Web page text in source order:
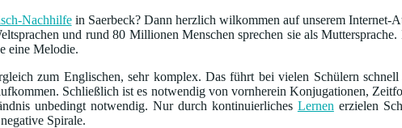
Nachhilfein Saerbeck? Dann herzlich wilkommen auf unserem Internet-
und rund 80 Millionen Menschen sprechen sie als
eine Melodie.
zum Englischen, sehr komplex. Das führt bei vielen Schülern
Schließlich ist es notwendig von vornherein Konjugationen,
unbedingt notwendig. Nur durch kontinuierliches Lernen erzielen
Spirale.